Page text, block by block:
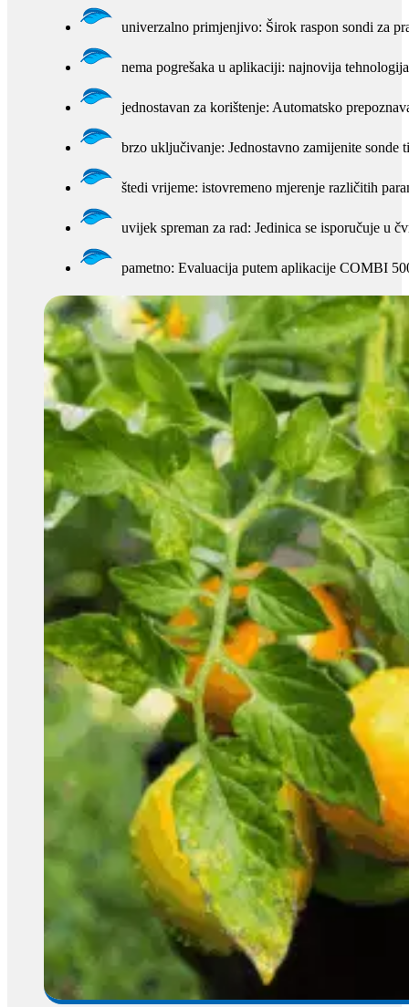
univerzalno primjenjivo: Širok raspon sondi za
nema pogrešaka u aplikaciji: najnovija
jednostavan za korištenje: Automatsko
brzo uključivanje: Jednostavno zamijenite sonde
štedi vrijeme: istovremeno mjerenje različitih
uvijek spreman za rad: Jedinica se isporučuje u
pametno: Evaluacija putem aplikacije COMBI